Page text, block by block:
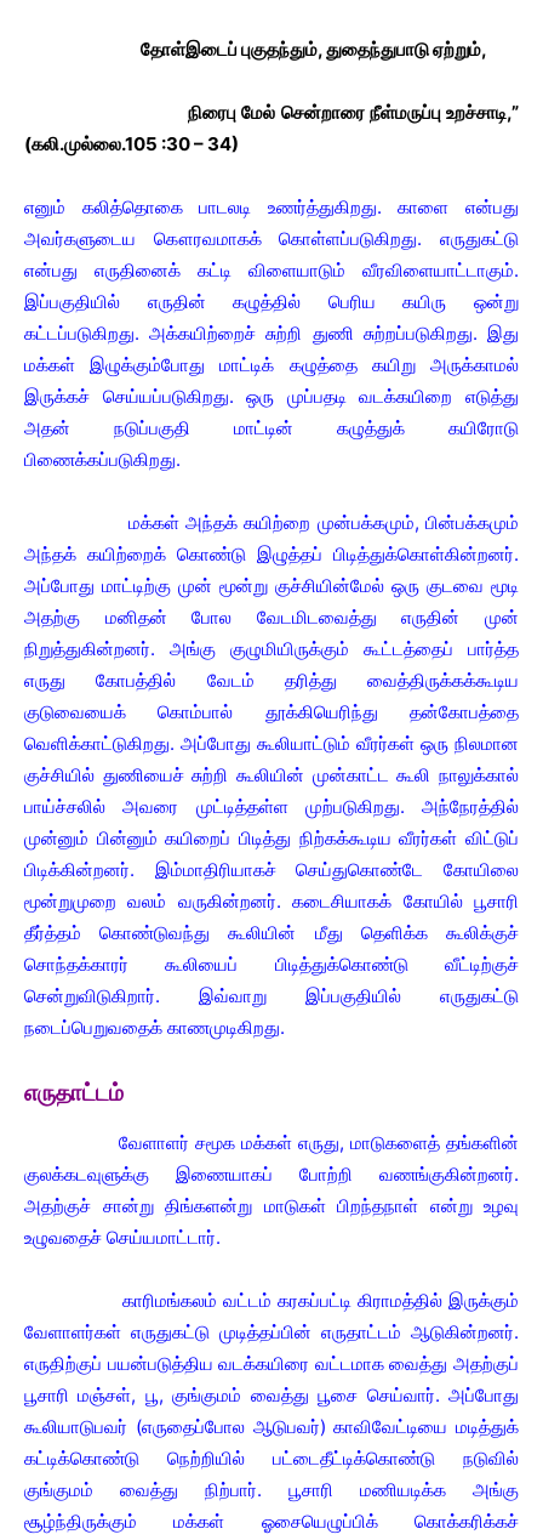
தோள்இடைப் புகுதந்தும், துதைந்துபாடு ஏற்றும்,
நிரைபு மேல் சென்றாரை நீள்மருப்பு உறச்சாடி,”
(கலி.முல்லை.105 :30 – 34)
எனும் கலித்தொகை பாடலடி உணர்த்துகிறது. காளை என்பது
அவர்களுடைய கௌரவமாகக் கொள்ளப்படுகிறது. எருதுகட்டு
என்பது எருதினைக் கட்டி விளையாடும் வீரவிளையாட்டாகும்.
இப்பகுதியில் எருதின் கழுத்தில் பெரிய கயிரு ஒன்று
கட்டப்படுகிறது. அக்கயிற்றைச் சுற்றி துணி சுற்றப்படுகிறது. இது
மக்கள் இழுக்கும்போது மாட்டிக் கழுத்தை கயிறு அருக்காமல்
இருக்கச் செய்யப்படுகிறது. ஒரு முப்பதடி வடக்கயிறை எடுத்து
அதன் நடுப்பகுதி மாட்டின் கழுத்துக் கயிரோடு
பிணைக்கப்படுகிறது.
மக்கள் அந்தக் கயிற்றை முன்பக்கமும், பின்பக்கமும்
அந்தக் கயிற்றைக் கொண்டு இழுத்தப் பிடித்துக்கொள்கின்றனர்.
அப்போது மாட்டிற்கு முன் மூன்று குச்சியின்மேல் ஒரு குடவை மூடி
அதற்கு மனிதன் போல வேடமிடவைத்து எருதின் முன்
நிறுத்துகின்றனர். அங்கு குழுமியிருக்கும் கூட்டத்தைப் பார்த்த
எருது கோபத்தில் வேடம் தரித்து வைத்திருக்கக்கூடிய
குடுவையைக் கொம்பால் தூக்கியெரிந்து தன்கோபத்தை
வெளிக்காட்டுகிறது. அப்போது கூலியாட்டும் வீரர்கள் ஒரு நிலமான
குச்சியில் துணியைச் சுற்றி கூலியின் முன்காட்ட கூலி நாலுக்கால்
பாய்ச்சலில் அவரை முட்டித்தள்ள முற்படுகிறது. அந்நேரத்தில்
முன்னும் பின்னும் கயிறைப் பிடித்து நிற்கக்கூடிய வீரர்கள் விட்டுப்
பிடிக்கின்றனர். இம்மாதிரியாகச் செய்துகொண்டே கோயிலை
மூன்றுமுறை வலம் வருகின்றனர். கடைசியாகக் கோயில் பூசாரி
தீர்த்தம் கொண்டுவந்து கூலியின் மீது தெளிக்க கூலிக்குச்
சொந்தக்காரர் கூலியைப் பிடித்துக்கொண்டு வீட்டிற்குச்
சென்றுவிடுகிறார். இவ்வாறு இப்பகுதியில் எருதுகட்டு
நடைப்பெறுவதைக் காணமுடிகிறது.
எருதாட்டம்
வேளாளர் சமூக மக்கள் எருது, மாடுகளைத் தங்களின்
குலக்கடவுளுக்கு இணையாகப் போற்றி வணங்குகின்றனர்.
அதற்குச் சான்று திங்களன்று மாடுகள் பிறந்தநாள் என்று உழவு
உழுவதைச் செய்யமாட்டார்.
காரிமங்கலம் வட்டம் கரகப்பட்டி கிராமத்தில் இருக்கும்
வேளாளர்கள் எருதுகட்டு முடித்தப்பின் எருதாட்டம் ஆடுகின்றனர்.
எருதிற்குப் பயன்படுத்திய வடக்கயிரை வட்டமாக வைத்து அதற்குப்
பூசாரி மஞ்சள், பூ, குங்குமம் வைத்து பூசை செய்வார். அப்போது
கூலியாடுபவர் (எருதைப்போல ஆடுபவர்) காவிவேட்டியை மடித்துக்
கட்டிக்கொண்டு நெற்றியில் பட்டைதீட்டிக்கொண்டு நடுவில்
குங்குமம் வைத்து நிற்பார். பூசாரி மணியடிக்க அங்கு
சூழ்ந்திருக்கும் மக்கள் ஓசையெழுப்பிக் கொக்கரிக்கச்